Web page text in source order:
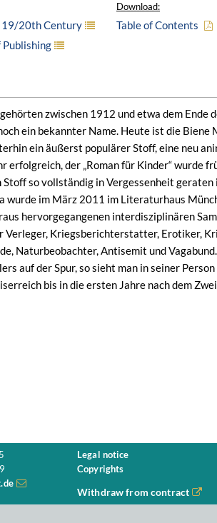
20th Century
Download:
Table of Contents
zwischen 1912 und etwa dem
ein bekannter Name. Heute ist die
ein äußerst populärer Stoff, eine neu
erfolgreich, der „Roman für Kinder“ wurde
so vollständig in Vergessenheit geraten
wurde im März 2011 im Literaturhaus
hervorgegangenen interdisziplinären
Kriegsberichterstatter, Erotiker,
Naturbeobachter, Antisemit und
auf der Spur, so sieht man in seiner
bis in die ersten Jahre nach dem
Legal notice
Copyrights
Withdraw from contract